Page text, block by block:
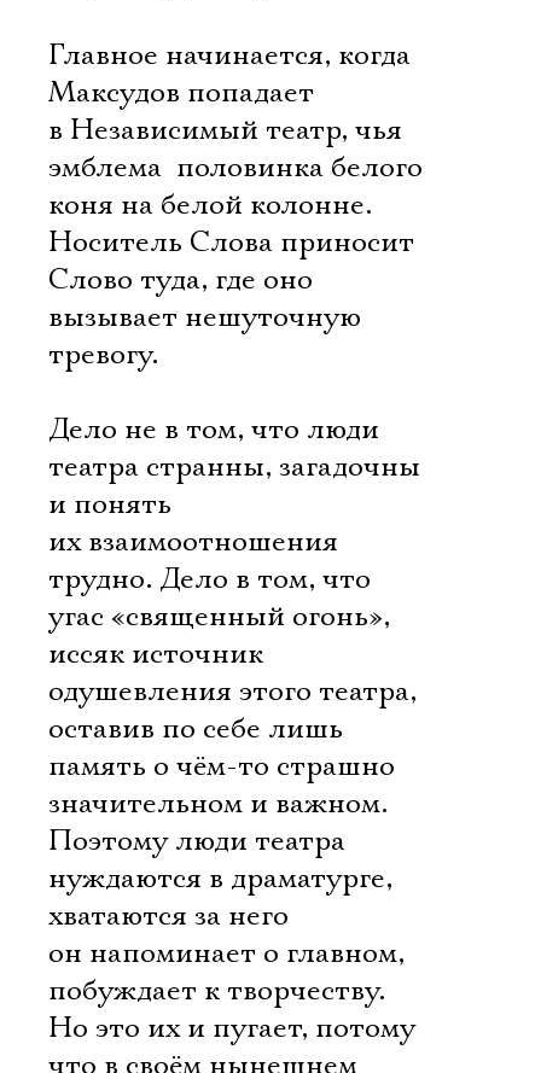
Главное начинается, когда
Максудов попадает
в Независимый театр, чья
эмблема  половинка белого
коня на белой колонне.
Носитель Слова приносит
Слово туда, где оно
вызывает нешуточную
тревогу.
Дело не в том, что люди
театра странны, загадочны
и понять
их взаимоотношения
трудно. Дело в том, что
угас «священный огонь»,
иссяк источник
одушевления этого театра,
оставив по себе лишь
память о чём-то страшно
значительном и важном.
Поэтому люди театра
нуждаются в драматурге,
хватаются за него 
он напоминает о главном,
побуждает к творчеству.
Но это их и пугает, потому
что в своём нынешнем